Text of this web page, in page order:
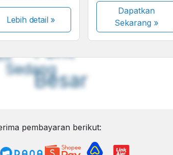
A
Sedang
A
Besar
Lebih detail »
Dapatkan
Sekarang»
pembayaran berikut: